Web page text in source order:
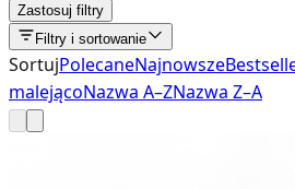
Zastosuj filtry
Filtry i sortowanie
SortujPolecaneNajnowsze
malejącoNazwa A–ZNazwa Z–A